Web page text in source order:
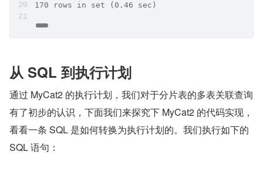
170 rows in set (0.46 sec)
从 SQL 到执行计划
通过 MyCat2 的执行计划，我们对于分片表的多表关联查询
有了初步的认识，下面我们来探究下 MyCat2 的代码实现，
看看一条 SQL 是如何转换为执行计划的。我们执行如下的
SQL 语句：